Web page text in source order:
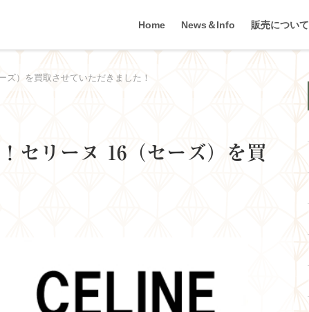
Home News＆Info 販売について
ズ）を買取させていただきました！
セリーヌ 16（セーズ）を買